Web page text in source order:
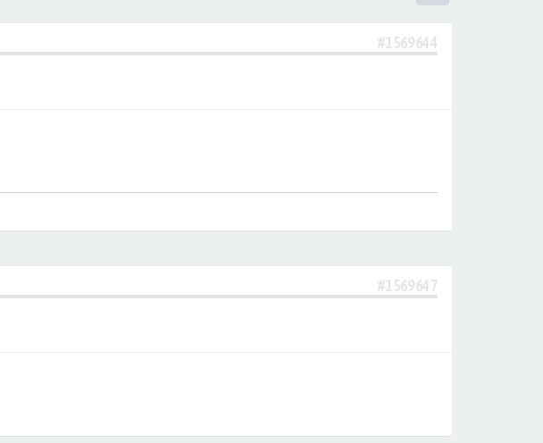
#1569644
#1569647